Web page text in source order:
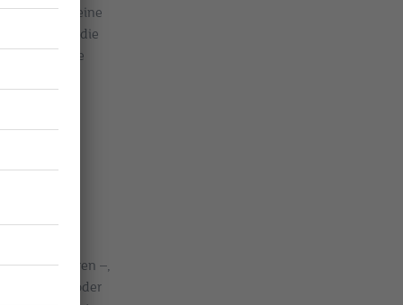
soweit eine
wie bspw. die
eine Home
erschweren –,
oder